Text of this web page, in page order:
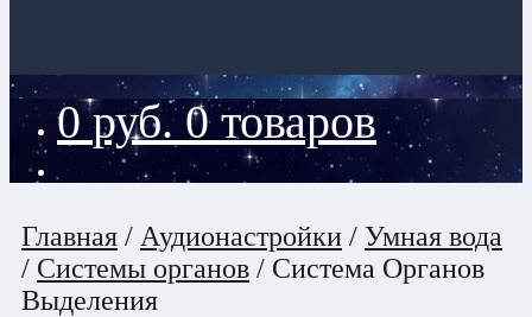
0руб. 0 товаров
Главная / Аудионастройки / Умная вода
/ Системы органов / Система Органов
Выделения